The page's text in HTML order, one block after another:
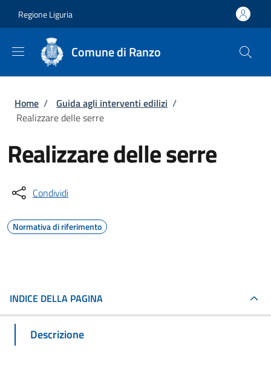
Regione Liguria
Comune di Ranzo
Briciole di pane
Home / Guida agli interventi edilizi /
Realizzare delle serre
Realizzare delle serre
Condividi
Normativa di riferimento
INDICE DELLA PAGINA
Descrizione